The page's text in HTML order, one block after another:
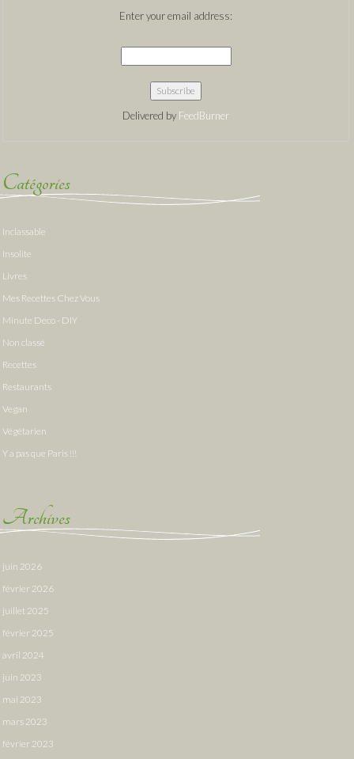
Enter your email address:
Delivered by FeedBurner
Catégories
Inclassable
Insolite
Livres
Mes Recettes Chez Vous
Minute Deco - DIY
Non classé
Recettes
Restaurants
Vegan
Végétarien
Y a pas que Paris !!!
Archives
juin 2026
février 2026
juillet 2025
février 2025
avril 2024
juin 2023
mai 2023
mars 2023
février 2023